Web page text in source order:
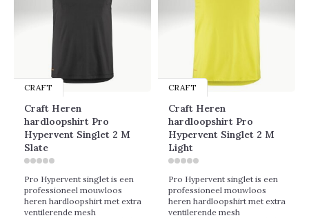
CRAFT
Craft Heren
hardloopshirt Pro
Hypervent Singlet 2 M
Slate
Pro Hypervent singlet is een
professioneel mouwloos
heren hardloopshirt met extra
ventilerende mesh
CRAFT
Craft Heren
hardloopshirt Pro
Hypervent Singlet 2 M
Light
Pro Hypervent singlet is een
professioneel mouwloos
heren hardloopshirt met extra
ventilerende mesh